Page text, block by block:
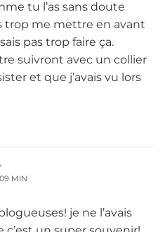
tu l’as sans doute
trop me mettre en avant
pas trop faire ça.
suivront avec un collier
et que j’avais vu lors
MIN
je ne l’avais